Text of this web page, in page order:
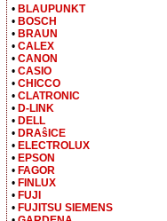
• BLAUPUNKT
• BOSCH
• BRAUN
• CALEX
• CANON
• CASIO
• CHICCO
• CLATRONIC
• D-LINK
• DELL
• DRAŝICE
• ELECTROLUX
• EPSON
• FAGOR
• FINLUX
• FUJI
• FUJITSU SIEMENS